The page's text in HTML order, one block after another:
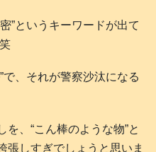
”というキーワードが出て
で、それが警察沙汰になる
、“こん棒のような物”と
張しすぎでしょうと思いま